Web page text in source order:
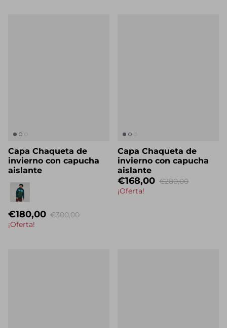
Capa Chaqueta de
invierno con capucha
aislante
Eigenname
€180,00 €300,00
¡Oferta!
Capa Chaqueta de
invierno con capucha
aislante
€168,00 €280,00
¡Oferta!